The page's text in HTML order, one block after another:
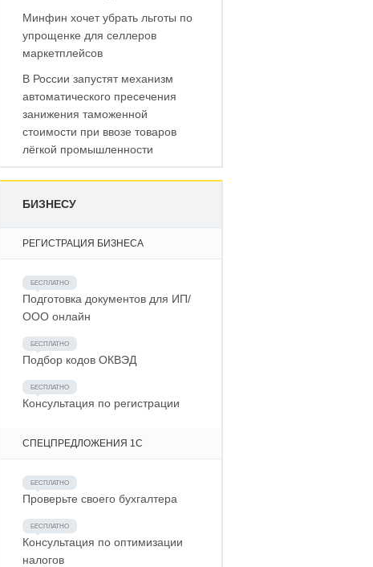
Минфин хочет убрать льготы по
упрощенке для селлеров
маркетплейсов
В России запустят механизм
автоматического пресечения
занижения таможенной
стоимости при ввозе товаров
лёгкой промышленности
БИЗНЕСУ
РЕГИСТРАЦИЯ БИЗНЕСА
Подготовка документов для ИП/
ООО онлайн
Подбор кодов ОКВЭД
Консультация по регистрации
СПЕЦПРЕДЛОЖЕНИЯ 1С
Проверьте своего бухгалтера
Консультация по оптимизации
налогов